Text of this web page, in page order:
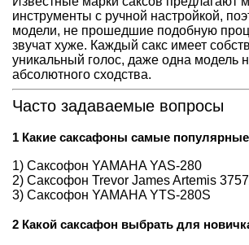
инструменты с ручной настройкой,
модели, не прошедшие подобную
звучат хуже. Каждый сакс имеет
уникальный голос, даже одна модель
абсолютного сходства.
Часто задаваемые вопросы
1 Какие саксафоны самые
1) Саксофон YAMAHA YAS-280
2) Саксофон Trevor James Artemis
3) Саксофон YAMAHA YTS-280S
2 Какой саксафон выбрать для